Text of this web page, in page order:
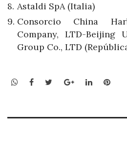
Astaldi SpA (Italia)
Consorcio China
Company, LTD-Beijing
Group Co., LTD
WhatsApp
Facebook
TwitterGoogle+LinkedIn